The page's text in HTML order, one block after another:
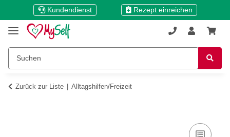
Kundendienst Rezept einreichen
Zurück zur Liste Alltagshilfen/Freizeit